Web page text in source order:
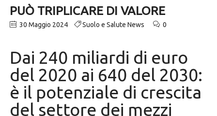
PUÒ TRIPLICARE DI VALORE
30 Maggio 2024 Suolo e Salute News 0
Dai 240 miliardi di euro
del 2020 ai 640 del 2030:
è il potenziale di crescita
del settore dei mezzi